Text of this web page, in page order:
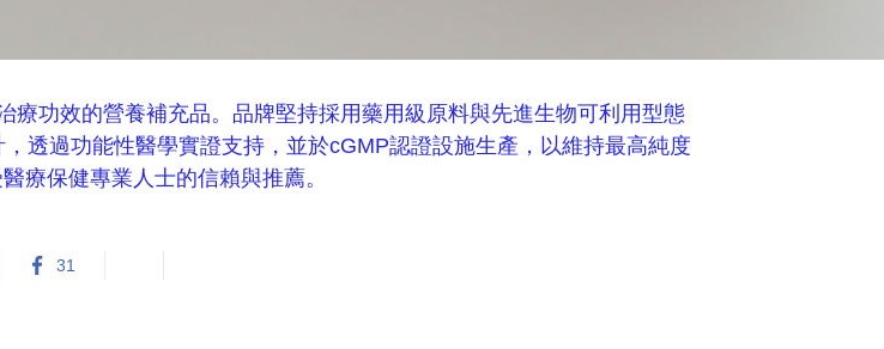
療功效的營養補充品。品牌堅持採用藥用級原料與先進生物可利用型態
透過功能性醫學實證支持，並於cGMP認證設施生產，以維持最高純度
療保健專業人士的信賴與推薦。
31